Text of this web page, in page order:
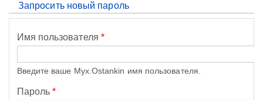
Запросить новый пароль
Имя пользователя *
Введите ваше Myx.Ostankin имя пользователя.
Пароль*